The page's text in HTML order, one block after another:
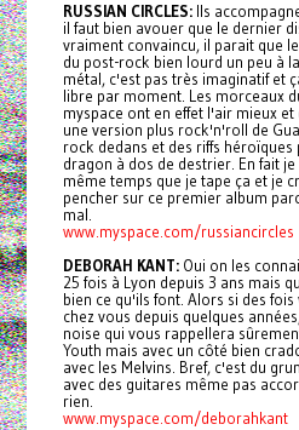
RUSSIAN CIRCLES: Ils
il faut bien avouer que le dernier
vraiment convaincu, il parait que
du post-rock bien lourd un peu à
métal, c'est pas très imaginatif et
libre par moment. Les morceaux
myspace ont en effet l'air mieux
une version plus rock'n'roll de
rock dedans et des riffs héroïques
dragon à dos de destrier. En fait
même temps que je tape ça et je
pencher sur ce premier album
mal.
www.myspace.com/russiancircles
DEBORAH KANT: Oui on les
25 fois à Lyon depuis 3 ans mais
bien ce qu'ils font. Alors si des
chez vous depuis quelques
noise qui vous rappellera
Youth mais avec un côté bien
avec les Melvins. Bref, c'est du
avec des guitares même pas
rien.
www.myspace.com/deborahkant